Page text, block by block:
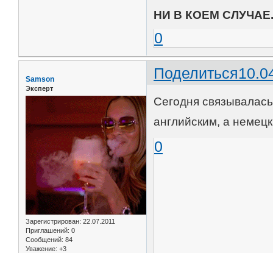
НИ В КОЕМ
0
Поделиться
Samson
Эксперт
Зарегистрирован: 22.07.2011
Приглашений: 0
Сообщений: 84
Уважение: +3
Сегодня
английским, а
0